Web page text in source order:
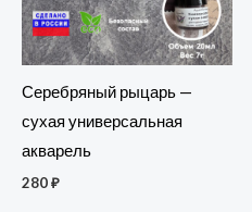
Серебряный рыцарь —
сухая универсальная
акварель
280₽